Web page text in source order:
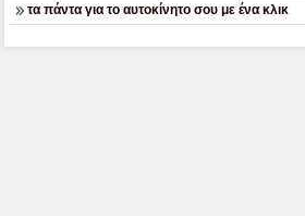
τα πάντα για το αυτοκίνητο σου με ένα κλικ